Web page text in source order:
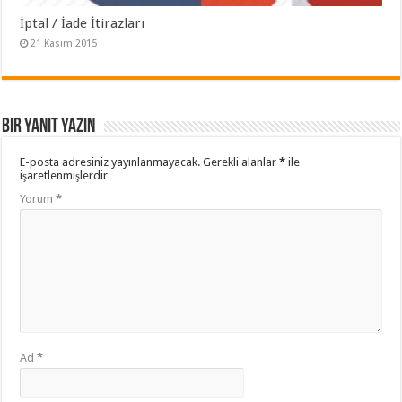
İptal / İade İtirazları
21 Kasım 2015
Bir yanıt yazın
E-posta adresiniz yayınlanmayacak. Gerekli alanlar* ile
işaretlenmişlerdir
Yorum*
Ad*